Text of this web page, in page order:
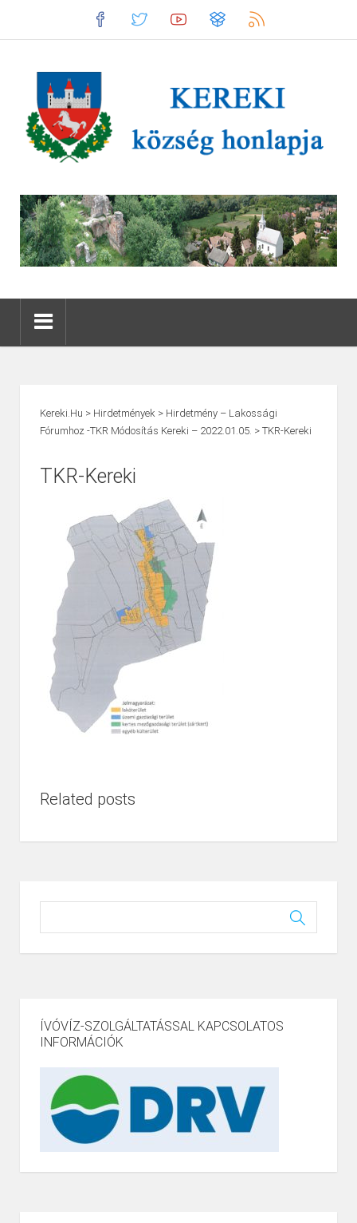
Kereki.hu > Hirdetmények > Hirdetmény – Lakossági
Fórumhoz -TKR Módosítás Kereki – 2022.01.05. > TKR-Kereki
TKR-Kereki
Related posts
ÍVÓVÍZ-SZOLGÁLTATÁSSAL KAPCSOLATOS
INFORMÁCIÓK